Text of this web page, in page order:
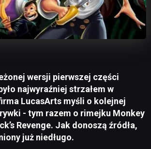
wersji pierwszej części
najwyraźniej strzałem w
LucasArts myśli o kolejnej
- tym razem o rimejku Monkey
Revenge. Jak donoszą źródła,
już niedługo.